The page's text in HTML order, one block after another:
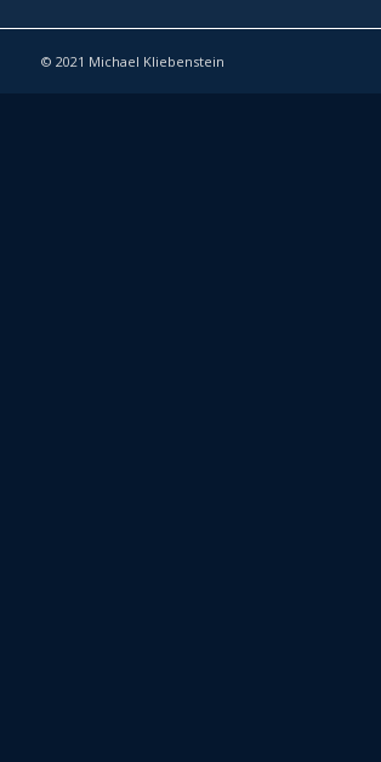
© 2021 Michael Kliebenstein